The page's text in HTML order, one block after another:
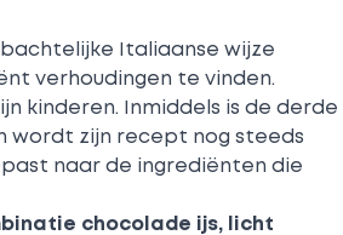
Italiaanse wijze
verhoudingen te vinden.
kinderen. Inmiddels is de derde
wordt zijn recept nog steeds
naar de ingrediënten die
chocolade ijs, licht